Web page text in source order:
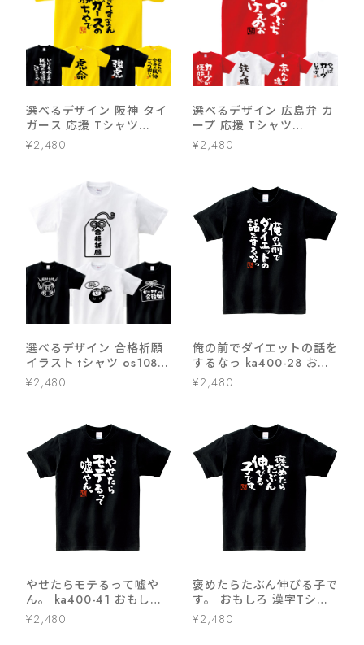
選べるデザイン 阪神 タイ
ガース 応援 Tシャツ
ka300-52 スポーツ 虎 フ
ァン 野球
¥2,480
選べるデザイン 広島弁 カ
ープ 応援 Tシャツ
ka300-04 野球
¥2,480
選べるデザイン 合格祈願
イラスト tシャツ os108
受験対策大学受験 高校受
験 だるま 絵馬 お守り
¥2,480
俺の前でダイエットの話を
するなっ ka400-28 おも
しろ ダイエット 漢字Tシ
ャツ
¥2,480
やせたらモテるって嘘や
ん。 ka400-41 おもしろ
ダイエット 漢字Tシャツ
¥2,480
褒めたらたぶん伸びる子で
す。 おもしろ 漢字Tシャ
ツ ka400-02
¥2,480